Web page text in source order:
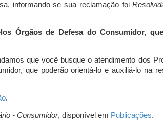
informando se sua reclamação foi
Órgãos de Defesa do Consumidor,
que você busque o atendimento dos
que poderão orientá-lo e auxiliá-lo na
.
- Consumidor, disponível em Publicações.